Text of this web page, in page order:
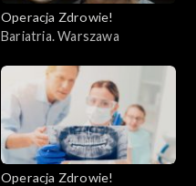
Operacja Zdrowie!
Bariatria. Warszawa
Operacja Zdrowie!